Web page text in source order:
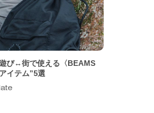
遊び↔︎街で使える〈BEAMS
イテム”5選